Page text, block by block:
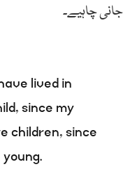
جانی چاہیے۔
lived in
since my
children, since